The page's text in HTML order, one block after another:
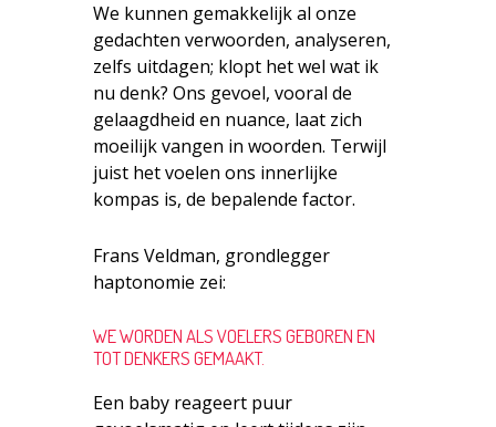
We kunnen gemakkelijk al onze
gedachten verwoorden, analyseren,
zelfs uitdagen; klopt het wel wat ik
nu denk? Ons gevoel, vooral de
gelaagdheid en nuance, laat zich
moeilijk vangen in woorden. Terwijl
juist het voelen ons innerlijke
kompas is, de bepalende factor.
Frans Veldman, grondlegger
haptonomie zei:
WE WORDEN ALS VOELERS GEBOREN EN
TOT DENKERS GEMAAKT.
Een baby reageert puur